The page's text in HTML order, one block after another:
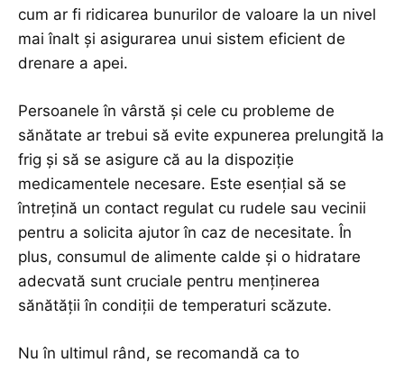
cum ar fi ridicarea bunurilor de valoare la un nivel
mai înalt și asigurarea unui sistem eficient de
drenare a apei.
Persoanele în vârstă și cele cu probleme de
sănătate ar trebui să evite expunerea prelungită la
frig și să se asigure că au la dispoziție
medicamentele necesare. Este esențial să se
întrețină un contact regulat cu rudele sau vecinii
pentru a solicita ajutor în caz de necesitate. În
plus, consumul de alimente calde și o hidratare
adecvată sunt cruciale pentru menținerea
sănătății în condiții de temperaturi scăzute.
Nu în ultimul rând, se recomandă ca to